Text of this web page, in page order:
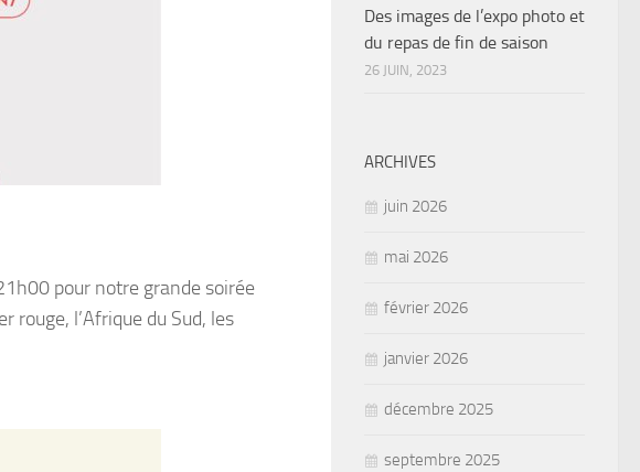
pour notre grande soirée
rouge, l’Afrique du Sud, les
Des images de l’expo photo et
du repas de fin de saison
26 JUIN, 2023
ARCHIVES
juin 2026
mai 2026
février 2026
janvier 2026
décembre 2025
septembre 2025